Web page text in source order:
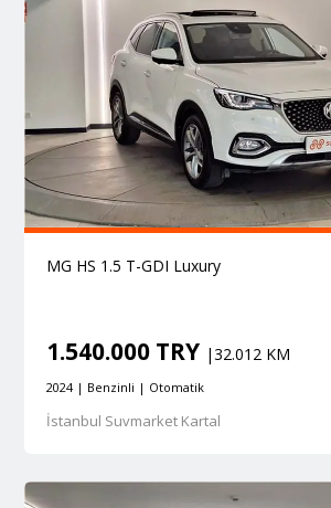
MG HS 1.5 T-GDI Luxury
1.540.000 TRY |32.012 KM
2024 | Benzinli | Otomatik
İstanbul Suvmarket Kartal